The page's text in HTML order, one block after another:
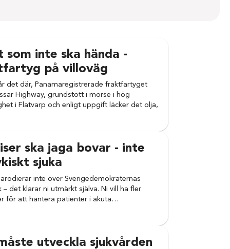
som inte ska hända -
på villoväg
det där, Panamaregistrerade fraktfartyget
Highway, grundstött i morse i hög
i Flatvarp och enligt uppgift läcker det olja,
ska jaga bovar - inte
sjuka
inte över Sverigedemokraternas
– det klarar ni utmärkt själva. Ni vill ha fler
för att hantera patienter i akuta…
utveckla sjukvården